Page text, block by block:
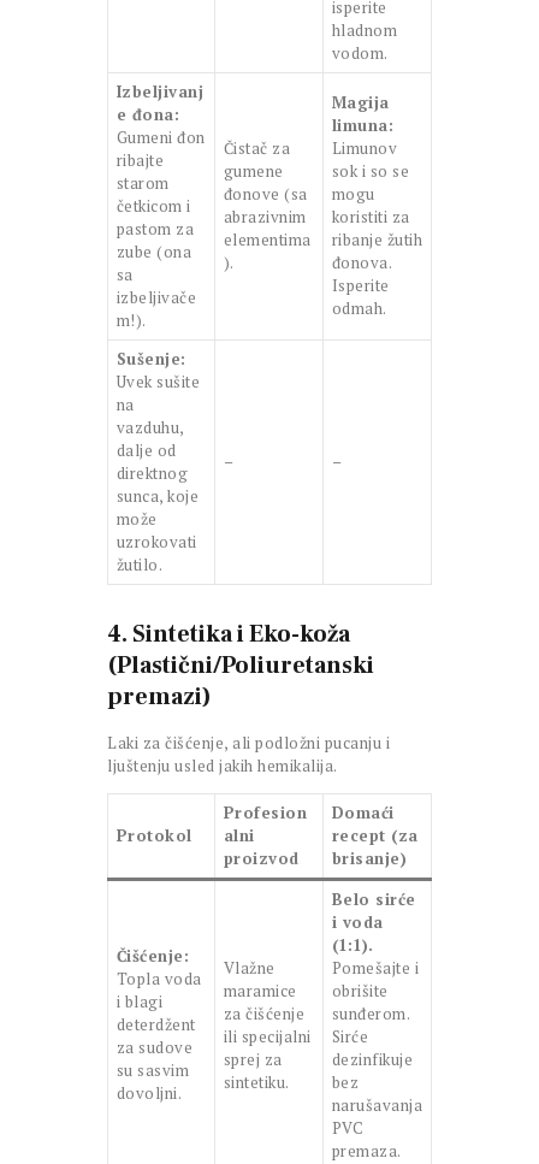
isperite
hladnom
vodom.
Izbeljivanj
e đona:
Gumeni đon
ribajte
starom
četkicom i
pastom za
zube (ona
sa
izbeljivače
m!).
Čistač za
gumene
đonove (sa
abrazivnim
elementima
).
Magija
limuna:
Limunov
sok i so se
mogu
koristiti za
ribanje žutih
đonova.
Isperite
odmah.
Sušenje:
Uvek sušite
na
vazduhu,
dalje od
direktnog
sunca, koje
može
uzrokovati
žutilo.
– –
4. Sintetika i Eko-koža
(Plastični/Poliuretanski
premazi)
Laki za čišćenje, ali podložni pucanju i
ljuštenju usled jakih hemikalija.
Protokol
Profesion
alni
proizvod
Domaći
recept (za
brisanje)
Čišćenje:
Topla voda
i blagi
deterdžent
za sudove
su sasvim
dovoljni.
Vlažne
maramice
za čišćenje
ili specijalni
sprej za
sintetiku.
Belo sirće
i voda
(1:1).
Pomešajte i
obrišite
sunđerom.
Sirće
dezinfikuje
bez
narušavanja
PVC
premaza.